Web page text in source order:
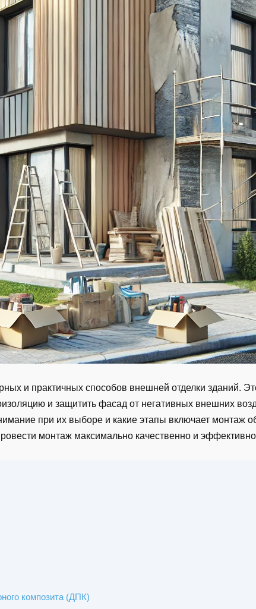
и практичных способов внешней отделки зданий.
и защитить фасад от негативных внешних
при их выборе и какие этапы включает монтаж
монтаж максимально качественно и
композита (ДПК)